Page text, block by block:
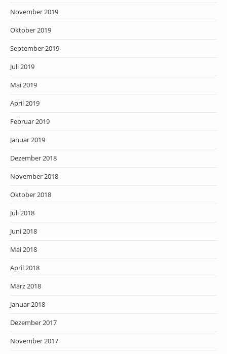
November 2019
Oktober 2019
September 2019
Juli 2019
Mai 2019
April 2019
Februar 2019
Januar 2019
Dezember 2018
November 2018
Oktober 2018
Juli 2018
Juni 2018
Mai 2018
April 2018
März 2018
Januar 2018
Dezember 2017
November 2017